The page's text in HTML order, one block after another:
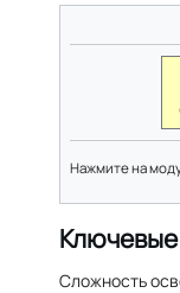
Нажмите на
Сложность